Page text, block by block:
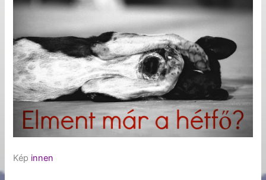
Kép innen